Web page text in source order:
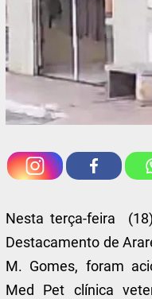
Nesta terça-feira
Destacamento de
M. Gomes, foram
Med Pet clínica